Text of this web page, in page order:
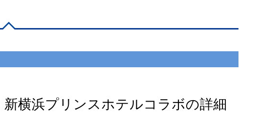
横浜プリンスホテルコラボの詳細